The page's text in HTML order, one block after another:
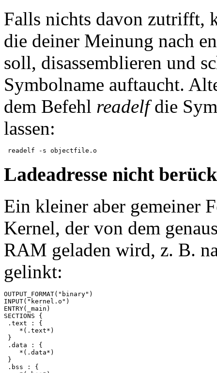
Falls nichts davon zutrifft,
die deiner Meinung nach
soll, disassemblieren und
Symbolname auftaucht.
dem Befehl readelfdie
lassen:
Ladeadresse nicht
Ein kleiner aber gemeiner
Kernel, der von dem
RAM geladen wird, z. B.
gelinkt:
OUTPUT_FORMAT("binary")
INPUT("kernel.o")
ENTRY(_main)
SECTIONS {
.text : {
    *(.text*)
}
.data : {
    *(.data*)
}
.bss : {